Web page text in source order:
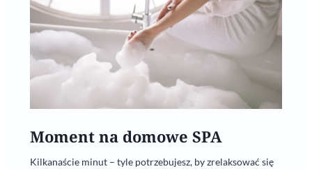
Moment na domowe SPA
Kilkanaście minut – tyle potrzebujesz, by zrelaksować się